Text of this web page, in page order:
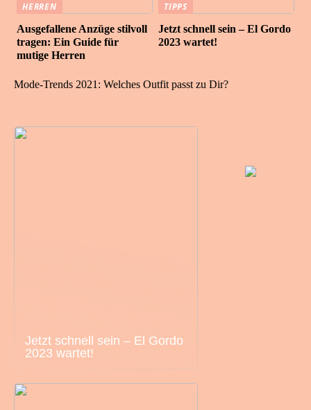
HERREN
Ausgefallene Anzüge stilvoll
tragen: Ein Guide für
mutige Herren
TIPPS
Jetzt schnell sein – El Gordo
2023 wartet!
Mode-Trends 2021: Welches Outfit passt zu Dir?
Jetzt schnell sein – El Gordo
2023 wartet!